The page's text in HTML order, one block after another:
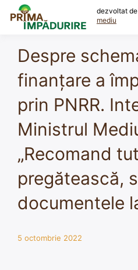
content
dezvoltat
mediu
Despre
finanțare a
prin PNRR.
Ministrul
„Recomand
pregătească,
documentele
5 octombrie 2022